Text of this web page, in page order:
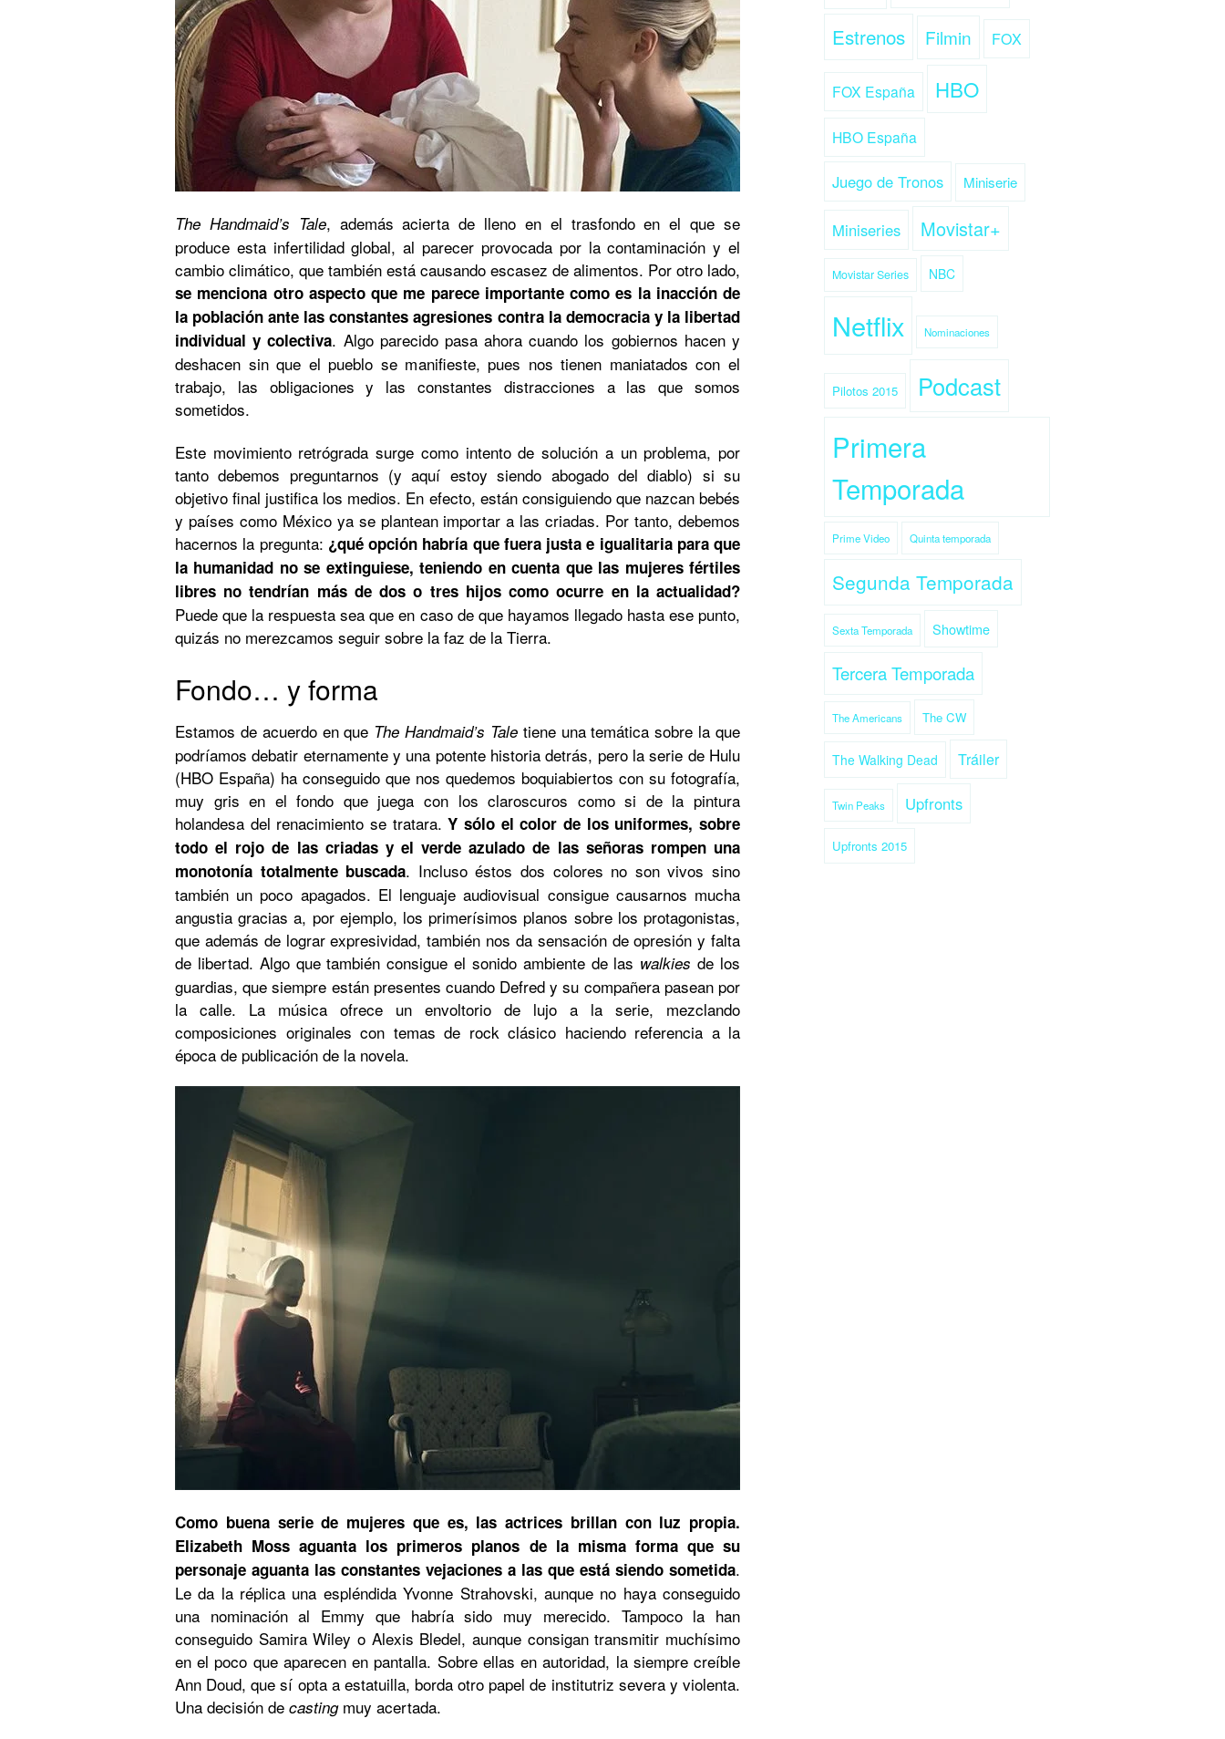
The Handmaid’s Tale, además acierta de lleno en el trasfondo en el que se
produce esta infertilidad global, al parecer provocada por la contaminación y el
cambio climático, que también está causando escasez de alimentos. Por otro lado,
se menciona otro aspecto que me parece importante como es la inacción de
la población ante las constantes agresiones contra la democracia y la libertad
individual y colectiva. Algo parecido pasa ahora cuando los gobiernos hacen y
deshacen sin que el pueblo se manifieste, pues nos tienen maniatados con el
trabajo, las obligaciones y las constantes distracciones a las que somos
sometidos.
Este movimiento retrógrada surge como intento de solución a un problema, por
tanto debemos preguntarnos (y aquí estoy siendo abogado del diablo) si su
objetivo final justifica los medios. En efecto, están consiguiendo que nazcan bebés
y países como México ya se plantean importar a las criadas. Por tanto, debemos
hacernos la pregunta: ¿qué opción habría que fuera justa e igualitaria para que
la humanidad no se extinguiese, teniendo en cuenta que las mujeres fértiles
libres no tendrían más de dos o tres hijos como ocurre en la actualidad?
Puede que la respuesta sea que en caso de que hayamos llegado hasta ese punto,
quizás no merezcamos seguir sobre la faz de la Tierra.
Fondo… y forma
Estamos de acuerdo en que The Handmaid’s Tale tiene una temática sobre la que
podríamos debatir eternamente y una potente historia detrás, pero la serie de Hulu
(HBO España) ha conseguido que nos quedemos boquiabiertos con su fotografía,
muy gris en el fondo que juega con los claroscuros como si de la pintura
holandesa del renacimiento se tratara.Y sólo el color de los uniformes, sobre
todo el rojo de las criadas y el verde azulado de las señoras rompen una
monotonía totalmente buscada. Incluso éstos dos colores no son vivos sino
también un poco apagados. El lenguaje audiovisual consigue causarnos mucha
angustia gracias a, por ejemplo, los primerísimos planos sobre los protagonistas,
que además de lograr expresividad, también nos da sensación de opresión y falta
de libertad. Algo que también consigue el sonido ambiente de las walkiesde los
guardias, que siempre están presentes cuando Defred y su compañera pasean por
la calle. La música ofrece un envoltorio de lujo a la serie, mezclando
composiciones originales con temas de rock clásico haciendo referencia a la
época de publicación de la novela.
Como buena serie de mujeres que es, las actrices brillan con luz propia.
Elizabeth Moss aguanta los primeros planos de la misma forma que su
personaje aguanta las constantes vejaciones a las que está siendo sometida.
Le da la réplica una espléndida Yvonne Strahovski, aunque no haya conseguido
una nominación al Emmy que habría sido muy merecido. Tampoco la han
conseguido Samira Wiley o Alexis Bledel, aunque consigan transmitir muchísimo
en el poco que aparecen en pantalla. Sobre ellas en autoridad, la siempre creíble
Ann Doud, que sí opta a estatuilla, borda otro papel de institutriz severa y violenta.
Una decisión de castingmuy acertada.
Estrenos Filmin FOX
FOX España HBO
HBO España
Juego de Tronos Miniserie
Miniseries Movistar+
Movistar Series NBC
Netflix Nominaciones
Pilotos 2015 Podcast
Primera
Temporada
Prime Video Quinta temporada
Segunda Temporada
Sexta Temporada Showtime
Tercera Temporada
The Americans The CW
The Walking Dead Tráiler
Twin Peaks Upfronts
Upfronts 2015